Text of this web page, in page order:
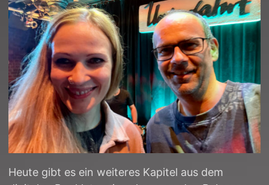
Heute gibt es ein weiteres Kapitel aus dem